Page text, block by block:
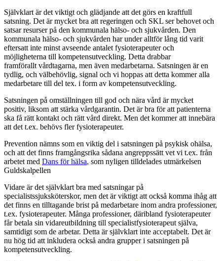
Självklart är det viktigt och glädjande att det görs en kraftfull
satsning. Det är mycket bra att regeringen och SKL ser behovet och
satsar resurser på den kommunala hälso- och sjukvården. Den
kommunala hälso- och sjukvården har under alltför lång tid varit
eftersatt inte minst avseende antalet fysioterapeuter och
möjligheterna till kompetensutveckling. Detta drabbar
framförallt vårdtagarna, men även medarbetarna. Satsningen är en
tydlig, och välbehövlig, signal och vi hoppas att detta kommer alla
medarbetare till del tex. i form av kompetensutveckling.
Satsningen på omställningen till god och nära vård är mycket
positiv, liksom att stärka vårdgarantin. Det är bra för att patienterna
ska få rätt kontakt och rätt vård direkt. Men det kommer att innebära
att det t.ex. behövs fler fysioterapeuter.
Prevention nämns som en viktig del i satsningen på psykisk ohälsa,
och att det finns framgångsrika sådana angreppssätt vet vi t.ex. från
arbetet med Dans för hälsa, som nyligen tilldelades utmärkelsen
Guldskalpellen
Vidare är det självklart bra med satsningar på
specialistssjuksköterskor, men det är viktigt att också komma ihåg att
det finns en tilltagande brist på medarbetare inom andra professioner,
t.ex. fysioterapeuter. Många professioner, däribland fysioterapeuter
får betala sin vidareutbildning till specialistfysioterapeut själva,
samtidigt som de arbetar. Detta är självklart inte acceptabelt. Det är
nu hög tid att inkludera också andra grupper i satsningen på
kompetensutveckling.